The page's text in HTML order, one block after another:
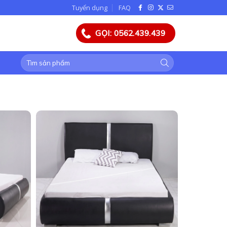
Tuyển dụng FAQ
GỌI: 0562.439.439
Tìm
kiếm: